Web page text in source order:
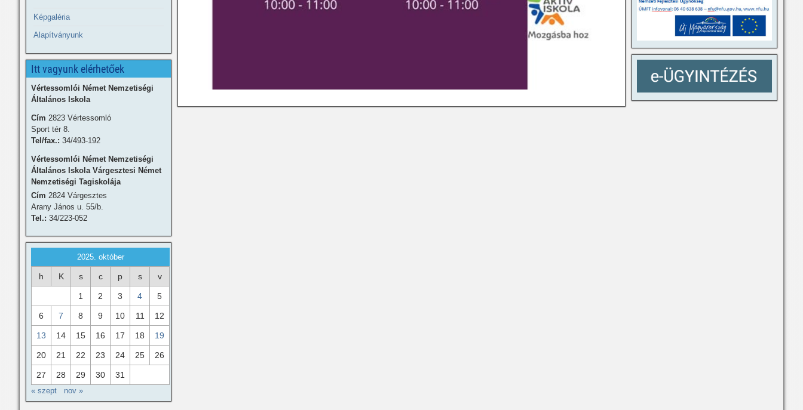
Képgaléria
Alapítványunk
Itt vagyunk elérhetőek
Vértessomlói Német Nemzetiségi
Általános Iskola
Cím 2823 Vértessomló
Sport tér 8.
Tel/fax.: 34/493-192
Vértessomlói Német Nemzetiségi
Általános Iskola Várgesztesi Német
Nemzetiségi Tagiskolája
Cím 2824 Várgesztes
Arany János u. 55/b.
Tel.: 34/223-052
2025. október
h K s c p s v
1 2 3 4 5
6 7 8 9 10 11 12
13 14 15 16 17 18 19
20 21 22 23 24 25 26
27 28 29 30 31
« szept nov »